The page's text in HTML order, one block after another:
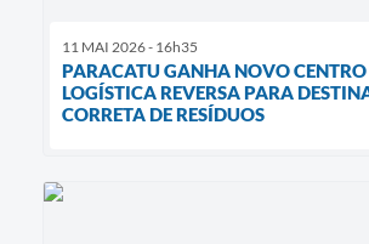
11 MAI 2026 - 16h35
PARACATU GANHA NOVO CENTRO
LOGÍSTICA REVERSA PARA
CORRETA DE RESÍDUOS